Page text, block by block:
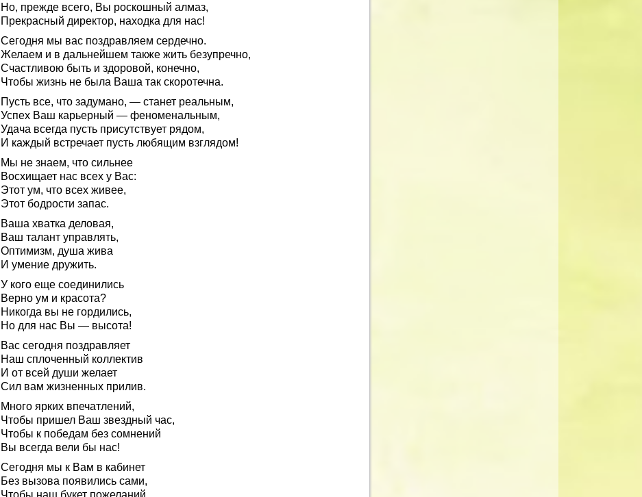
Но, прежде всего, Вы роскошный алмаз,
Прекрасный директор, находка для нас!
Сегодня мы вас поздравляем сердечно.
Желаем и в дальнейшем также жить безупречно,
Счастливою быть и здоровой, конечно,
Чтобы жизнь не была Ваша так скоротечна.
Пусть все, что задумано, — станет реальным,
Успех Ваш карьерный — феноменальным,
Удача всегда пусть присутствует рядом,
И каждый встречает пусть любящим взглядом!
Мы не знаем, что сильнее
Восхищает нас всех у Вас:
Этот ум, что всех живее,
Этот бодрости запас.
Ваша хватка деловая,
Ваш талант управлять,
Оптимизм, душа жива
И умение дружить.
У кого еще соединились
Верно ум и красота?
Никогда вы не гордились,
Но для нас Вы — высота!
Вас сегодня поздравляет
Наш сплоченный коллектив
И от всей души желает
Сил вам жизненных прилив.
Много ярких впечатлений,
Чтобы пришел Ваш звездный час,
Чтобы к победам без сомнений
Вы всегда вели бы нас!
Сегодня мы к Вам в кабинет
Без вызова появились сами,
Чтобы наш букет пожеланий